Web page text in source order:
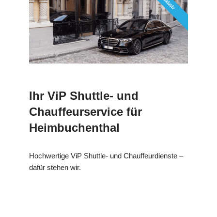
Ihr ViP Shuttle- und
Chauffeurservice für
Heimbuchenthal
Hochwertige ViP Shuttle- und Chauffeurdienste –
dafür stehen wir.